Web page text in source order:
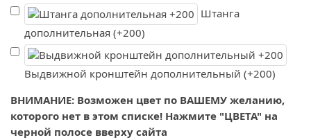
Штанга
дополнительная (+200)
Выдвижной кронштейн дополнительный (+200)
ВНИМАНИЕ: Возможен цвет по ВАШЕМУ желанию,
которого нет в этом списке! Нажмите "ЦВЕТА" на
черной полосе вверху сайта